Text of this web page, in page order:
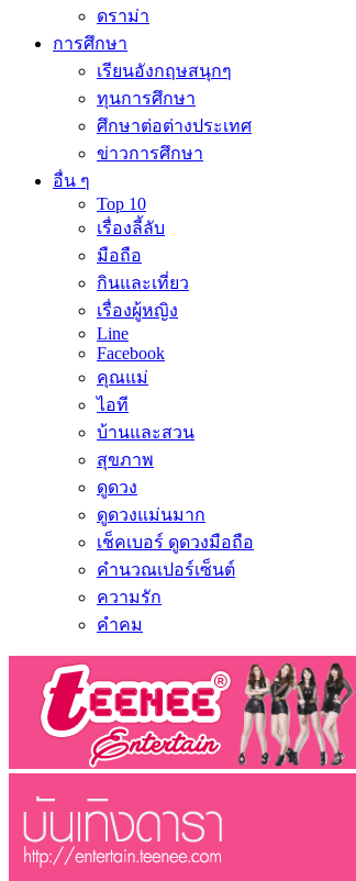
ดราม่า
การศึกษา
เรียนอังกฤษสนุกๆ
ทุนการศึกษา
ศึกษาต่อต่างประเทศ
ข่าวการศึกษา
อื่น ๆ
Top 10
เรื่องลี้ลับ
มือถือ
กินและเที่ยว
เรื่องผู้หญิง
Line
Facebook
คุณแม่
ไอที
บ้านและสวน
สุขภาพ
ดูดวง
ดูดวงแม่นมาก
เช็คเบอร์ ดูดวงมือถือ
คำนวณเปอร์เซ็นต์
ความรัก
คำคม